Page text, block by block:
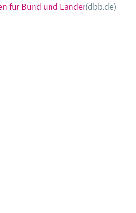
für Bund und Länder(dbb.de)